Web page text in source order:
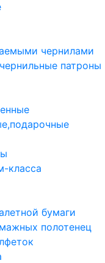
чернилами
патроны
класса
бумаги
полотенец